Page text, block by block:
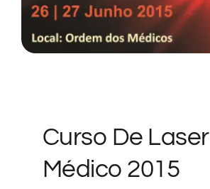
Curso De Laser
Médico 2015